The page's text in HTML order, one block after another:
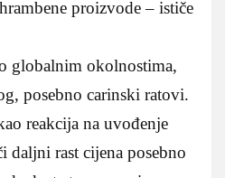
proizvode – ističe
globalnim okolnostima,
posebno carinski ratovi.
reakcija na uvođenje
daljni rast cijena posebno